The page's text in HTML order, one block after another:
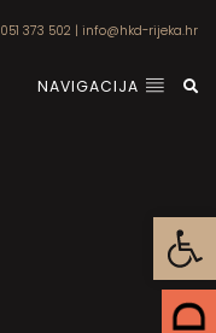
051 373 502 | info@hkd-rijeka.hr
NAVIGACIJA